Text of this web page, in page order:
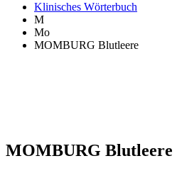
Klinisches Wörterbuch
M
Mo
MOMBURG Blutleere
MOMBURG Blutleere